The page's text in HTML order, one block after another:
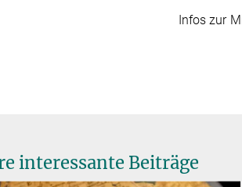
Infos zur
interessante Beiträge